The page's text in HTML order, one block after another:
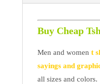
Buy Cheap
Men and women t
sayings and
all sizes and colors.